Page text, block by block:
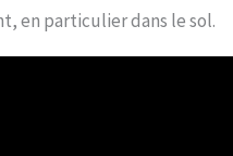
en particulier dans le sol.